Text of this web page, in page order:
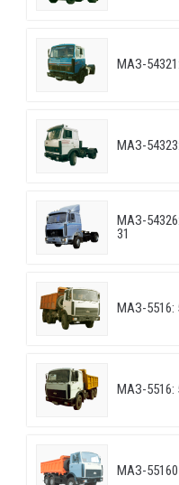
МАЗ-
МАЗ-
МАЗ-
31
МАЗ-5516:
МАЗ-5516:
МАЗ-